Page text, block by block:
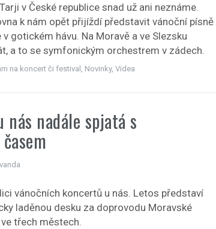
v České republice snad už ani neznáme.
k nám opět přijíždí představit vánoční písně
gotickém hávu. Na Moravě a ve Slezsku
a to se symfonickým orchestrem v zádech.
na koncert či festival , Novinky,Videa
nás nadále spjatá s
vánočních koncertů u nás. Letos představí
laděnou desku za doprovodu Moravské
třech městech.